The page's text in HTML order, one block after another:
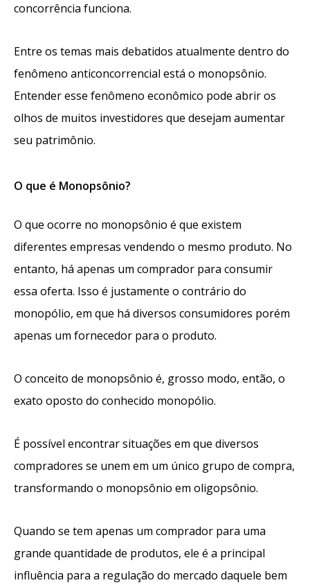
concorrência funciona.
Entre os temas mais debatidos atualmente dentro do
fenômeno anticoncorrencial está o monopsônio.
Entender esse fenômeno econômico pode abrir os
olhos de muitos investidores que desejam aumentar
seu patrimônio.
O que é Monopsônio?
O que ocorre no monopsônio é que existem
diferentes empresas vendendo o mesmo produto. No
entanto, há apenas um comprador para consumir
essa oferta. Isso é justamente o contrário do
monopólio, em que há diversos consumidores porém
apenas um fornecedor para o produto.
O conceito de monopsônio é, grosso modo, então, o
exato oposto do conhecido monopólio.
É possível encontrar situações em que diversos
compradores se unem em um único grupo de compra,
transformando o monopsônio em oligopsônio.
Quando se tem apenas um comprador para uma
grande quantidade de produtos, ele é a principal
influência para a regulação do mercado daquele bem